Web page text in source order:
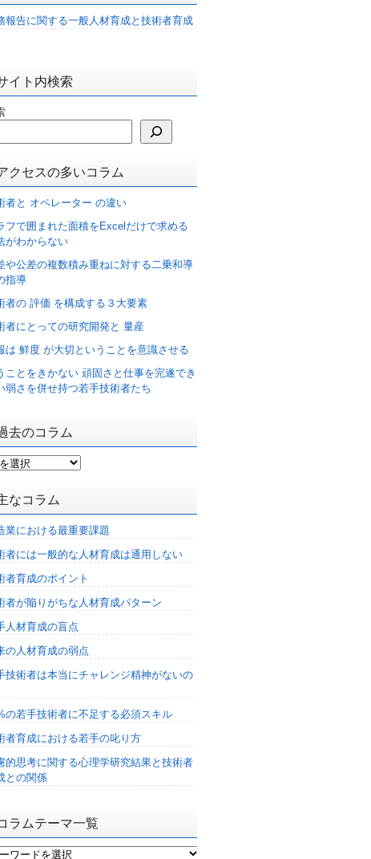
報告に関する一般人材育成と技術者育成
イト内検索
クセスの多いコラム
者と オペレーター の違い
フで囲まれた面積をExcelだけで求める
がわからない
や公差の複数積み重ねに対する二乗和導
指導
者の 評価 を構成する３大要素
者にとっての研究開発と 量産
は 鮮度 が大切ということを意識させる
ことをきかない 頑固さと仕事を完遂でき
弱さを併せ持つ若手技術者たち
去のコラム
なコラム
業における最重要課題
者には一般的な人材育成は通用しない
者育成のポイント
者が陥りがちな人材育成パターン
人材育成の盲点
の人材育成の弱点
技術者は本当にチャレンジ精神がないの
の若手技術者に不足する必須スキル
者育成における若手の叱り方
的思考に関する心理学研究結果と技術者
との関係
ラムテーマ一覧